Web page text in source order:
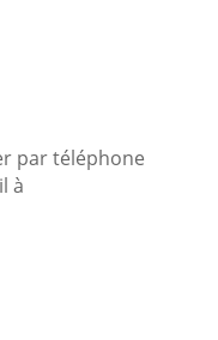
par téléphone
à